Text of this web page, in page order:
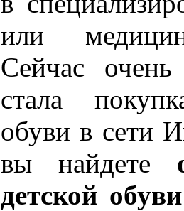
или
Сейчас очень
стала
обуви в сети
вы найдете
детской